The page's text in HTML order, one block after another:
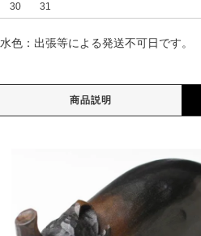
30
31
水色：出張等による発送不可日です。
商品説明